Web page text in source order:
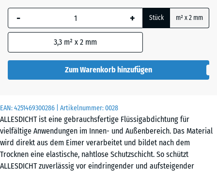
EAN:4251469300286 | Artikelnummer:0028
ALLESDICHT ist eine gebrauchsfertige Flüssigabdichtung für
vielfältige Anwendungen im Innen- und Außenbereich. Das Material
wird direkt aus dem Eimer verarbeitet und bildet nach dem
Trocknen eine elastische, nahtlose Schutzschicht. So schützt
ALLESDICHT zuverlässig vor eindringender und aufsteigender
Die gewählte, blau
umrandete
Abmessung wird
Produktdaten nicht
anders angegeben)
für die
11
kg
|
3,3
m²
- + Stück m² x 2 mm
3,3 m² x 2 mm
Zum Warenkorb hinzufügen